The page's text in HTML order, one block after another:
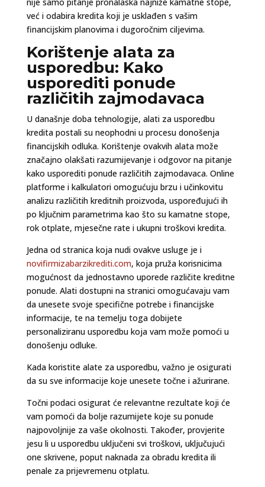
već i odabira kredita koji je usklađen s vašim
financijskim planovima i dugoročnim ciljevima.
Korištenje alata za
usporedbu: Kako
usporediti ponude
različitih zajmodavaca
U današnje doba tehnologije, alati za usporedbu
kredita postali su neophodni u procesu donošenja
financijskih odluka. Korištenje ovakvih alata može
značajno olakšati razumijevanje i odgovor na pitanje
kako usporediti ponude različitih zajmodavaca. Online
platforme i kalkulatori omogućuju brzu i učinkovitu
analizu različitih kreditnih proizvoda, uspoređujući ih
po ključnim parametrima kao što su kamatne stope,
rok otplate, mjesečne rate i ukupni troškovi kredita.
Jedna od stranica koja nudi ovakve usluge je i
novifirmizabarzikrediti.com, koja pruža korisnicima
mogućnost da jednostavno uporede različite kreditne
ponude. Alati dostupni na stranici omogućavaju vam
da unesete svoje specifične potrebe i financijske
informacije, te na temelju toga dobijete
personaliziranu usporedbu koja vam može pomoći u
donošenju odluke.
Kada koristite alate za usporedbu, važno je osigurati
da su sve informacije koje unesete točne i ažurirane.
Točni podaci osigurat će relevantne rezultate koji će
vam pomoći da bolje razumijete koje su ponude
najpovoljnije za vaše okolnosti. Također, provjerite
jesu li u usporedbu uključeni svi troškovi, uključujući
one skrivene, poput naknada za obradu kredita ili
penale za prijevremenu otplatu.